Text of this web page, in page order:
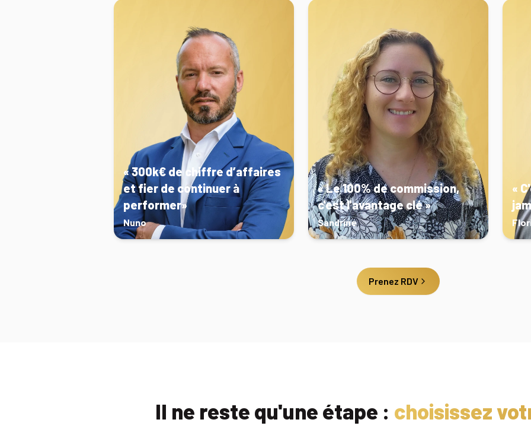
« 300k€ de chiffre d’affaires
et fier de continuer à
performer»
Nuno
« Le 100% de commission,
c'est l'avantage clé »
Sandrine
«
Prenez RDV
Il ne reste qu'une étape : choisissez